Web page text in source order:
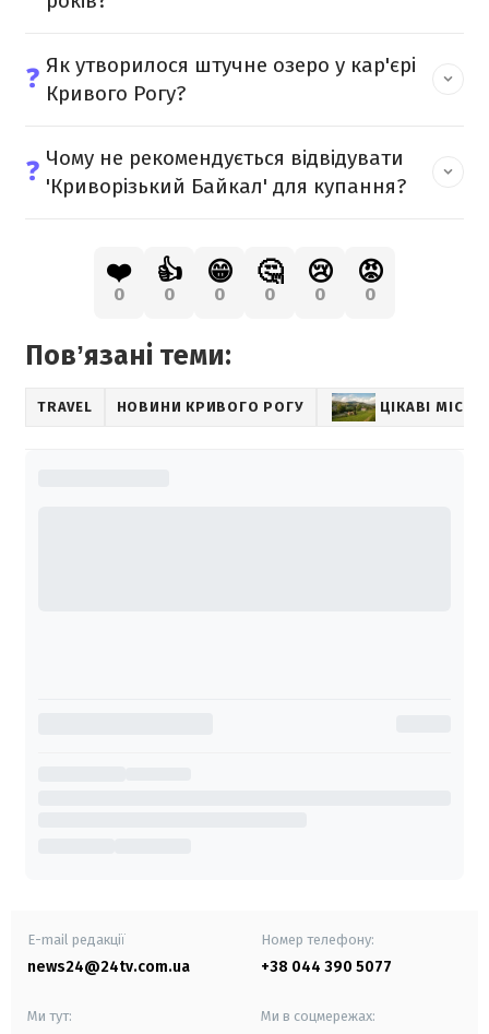
❓ Як утворилося штучне озеро у кар'єрі
Кривого Рогу?
❓ Чому не рекомендується відвідувати
'Криворізький Байкал' для купання?
❤️
0
👍
0
😁
0
🤔
0
😢
0
😡
0
Повʼязані теми:
TRAVEL НОВИНИ КРИВОГО РОГУ ЦІКАВІ
E-mail редакції
news24@24tv.com.ua
Номер телефону:
+38 044 390 5077
Ми тут: Ми в соцмережах: